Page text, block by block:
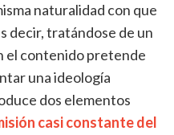
naturalidad con que
decir, tratándose de un
el contenido pretende
una ideología
dos elementos
casi constante del